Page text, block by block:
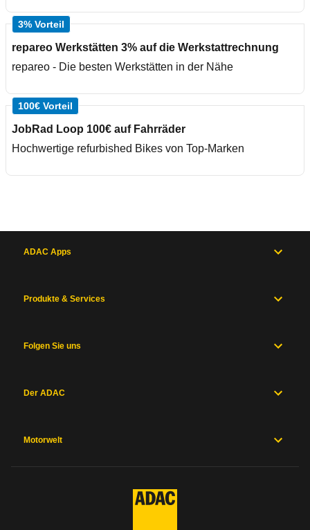
3% Vorteil
repareo Werkstätten 3% auf die Werkstattrechnung
repareo - Die besten Werkstätten in der Nähe
100€ Vorteil
JobRad Loop 100€ auf Fahrräder
Hochwertige refurbished Bikes von Top-Marken
ADAC Apps
Produkte & Services
Folgen Sie uns
Der ADAC
Motorwelt